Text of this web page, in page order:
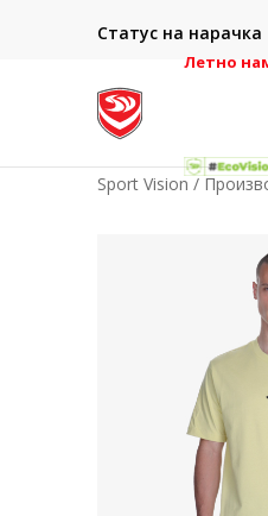
Статус на нарачка
електронска платежна
- во
Летно
Sport Vision